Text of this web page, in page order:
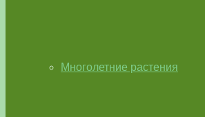
Многолетние растения